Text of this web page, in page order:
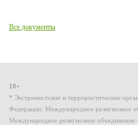
Все документы
18+
* Экстремистские и террористические
Федерации: Международное религиозное
Международное религиозное